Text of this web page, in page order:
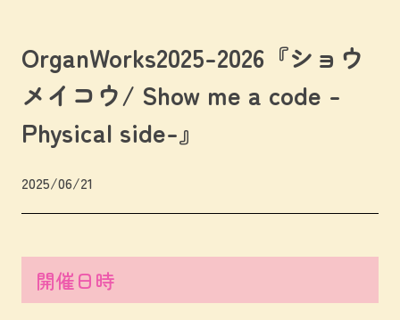
OrganWorks2025-2026『ショウ
メイコウ/ Show me a code -
Physical side-』
2025/06/21
開催日時